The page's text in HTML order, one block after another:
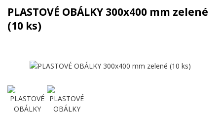
PLASTOVÉ OBÁLKY 300x400 mm zelené
(10 ks)